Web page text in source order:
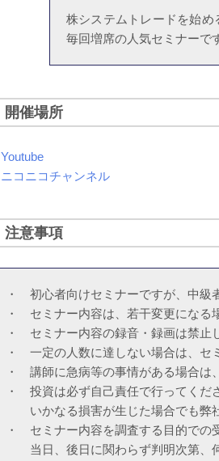
株システムトレードを始
毎回増席の人気セミナーで
開催場所
Youtube
ニコニコチャンネル
注意事項
・ 初心者向けセミナーですが、中級
・ セミナー内容は、若干変更になる
・ セミナー内容の録音・録画は禁止
・ 一定の人数に達しない場合は、セ
・ 講師に急病等の事情がある場合は
・ 投資は必ず自己責任で行ってくだ
いかなる損害が生じた場合でも弊社
・ セミナー内容を調査する目的での
当日、後日に関わらず判明次第、何